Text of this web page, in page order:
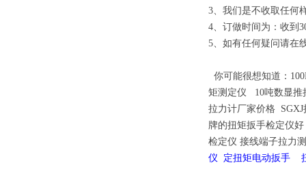
3、我们是不收取任何
4、订做时间为：收到
5、如有任何疑问请在
你可能很想知道 ：
矩测定仪
10吨数显推
拉力计厂家价格
牌的扭矩扳手检定仪好
检定仪 接线端子拉力
仪 定扭矩电动扳手